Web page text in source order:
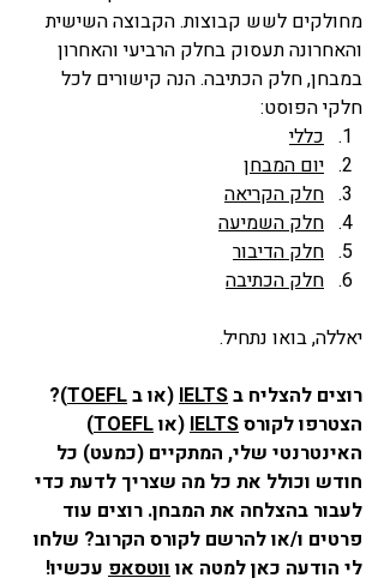
מחולקים לשש קבוצות. הקבוצה השישית
והאחרונה תעסוק בחלק הרביעי והאחרון
במבחן, חלק הכתיבה. הנה קישורים לכל
חלקי הפוסט:
כללי
יום המבחן
חלק הקריאה
חלק השמיעה
חלק הדיבור
חלק הכתיבה
יאללה, בואו נתחיל.
רוצים להצליח ב IELTS (או ב TOEFL
)?
הצטרפו לקורס IELTS (או TOEFL
)
האינטרנטי שלי, המתקיים (כמעט) כל
חודש וכולל את כל מה שצריך לדעת כדי
לעבור בהצלחה את המבחן. רוצים עוד
פרטים ו/או להרשם לקורס הקרוב? שלחו
לי הודעה כאן למטה או ווטסאפ עכשיו!